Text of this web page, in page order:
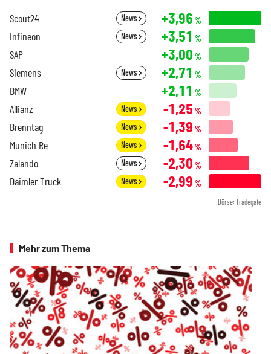
Scout24 News +3,96 %
Infineon News +3,51 %
SAP +3,00 %
Siemens News +2,71 %
BMW +2,11 %
Allianz News -1,25 %
Brenntag News -1,39 %
Munich Re News -1,64%
Zalando News -2,30 %
Daimler Truck News -2,99 %
Börse: Tradegate
Mehr zum Thema